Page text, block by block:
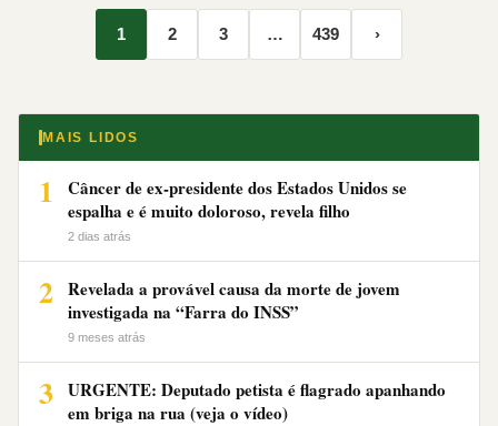
despacho, Moraes […]
1 2 3 … 439 ›
MAIS LIDOS
1
Câncer de ex-presidente dos Estados Unidos se
espalha e é muito doloroso, revela filho
2 dias atrás
2 Revelada a provável causa da morte de jovem
investigada na “Farra do INSS”
9 meses atrás
3
URGENTE: Deputado petista é flagrado apanhando
em briga na rua (veja o vídeo)